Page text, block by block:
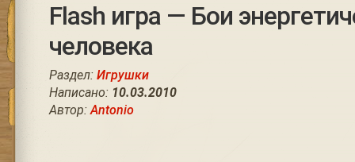
Flash игра — Бои
человека
Раздел: Игрушки
Написано: 10.03.2010
Автор:Antonio